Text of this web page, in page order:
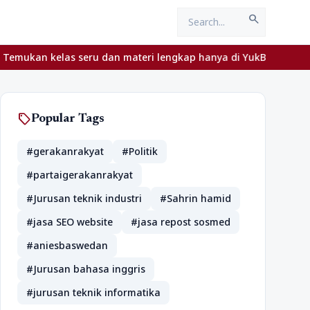
search
dan materi lengkap hanya di YukBelajar.com. Mulai
sellPopular Tags
#gerakanrakyat
#Politik
#partaigerakanrakyat
#Jurusan teknik industri
#Sahrin hamid
#jasa SEO website
#jasa repost sosmed
#aniesbaswedan
#Jurusan bahasa inggris
#jurusan teknik informatika